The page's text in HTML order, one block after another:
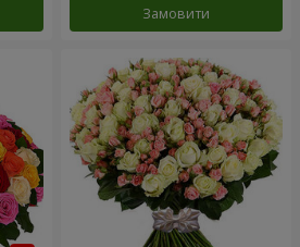
Замовити